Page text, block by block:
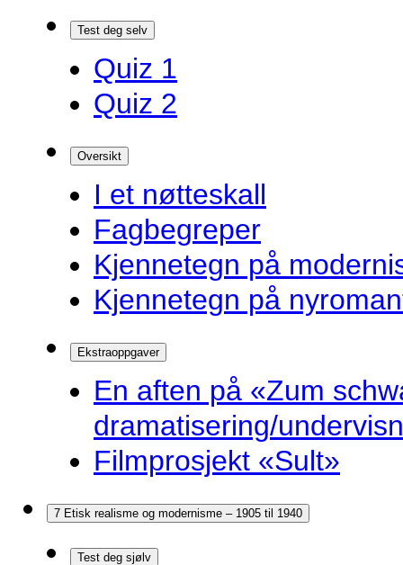
Test deg selv
Quiz 1
Quiz 2
Oversikt
I et nøtteskall
Fagbegreper
Kjennetegn på
Kjennetegn på
Ekstraoppgaver
En aften på «Zum
dramatisering/
Filmprosjekt «Sult»
7 Etisk realisme og modernisme – 1905 til 1940
Test deg sjølv